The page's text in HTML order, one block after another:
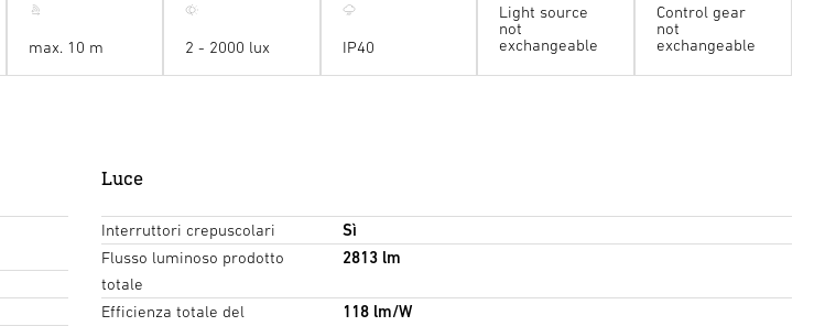
della stanza
montaggio
max. 10 m 2 - 2000 lux IP40
Light source
not
exchangeable
Control gear
not
exchangeable
Luce
Interruttori crepuscolari
Sì
Flusso luminoso prodotto
totale
2813 lm
Efficienza totale del
118 lm/W